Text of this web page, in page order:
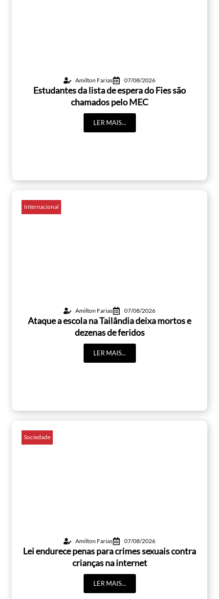
Amilton Farias 07/08/2026
Estudantes da lista de espera do Fies são
chamados pelo MEC
LER MAIS...
Internacional
Amilton Farias 07/08/2026
Ataque a escola na Tailândia deixa mortos e
dezenas de feridos
LER MAIS...
Sociedade
Amilton Farias 07/08/2026
Lei endurece penas para crimes sexuais contra
crianças na internet
LER MAIS...